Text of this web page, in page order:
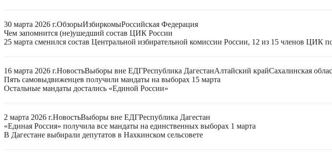
30 марта 2026 г.ОбзорыИзбиркомыРоссийская Федерация
Чем запомнится (не)ушедший состав ЦИК России
25 марта сменился состав Центральной избирательной комиссии России, 12 из 15 членов ЦИК
16 марта 2026 г.НовостьВыборы вне ЕДГРеспублика ДагестанАлтайский крайСахалинская
Пять самовыдвиженцев получили мандаты на выборах 15 марта
Остальные мандаты достались «Единой России»
2 марта 2026 г.НовостьВыборы вне ЕДГРеспублика Дагестан
«Единая Россия» получила все мандаты на единственных выборах 1 марта
В Дагестане выбирали депутатов в Нахкинском сельсовете